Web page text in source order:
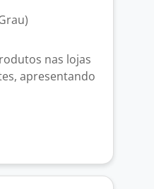
nas lojas
apresentando